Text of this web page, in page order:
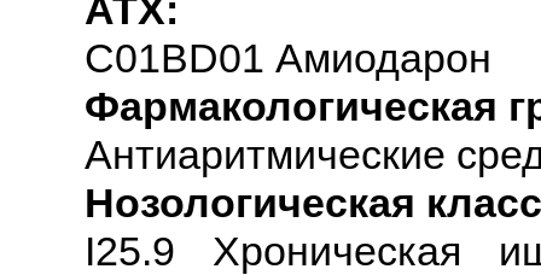
АТХ:
C01BD01 Амиодарон
Фармакологическая
Антиаритмические
Нозологическая
I25.9 Хроническая